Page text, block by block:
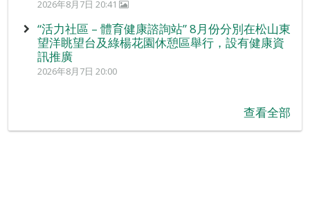
2026年8月7日 20:41
“活力社區 – 體育健康諮詢站” 8月份分別在松山東
望洋眺望台及綠楊花園休憩區舉行，設有健康資
訊推廣
2026年8月7日 20:00
查看全部